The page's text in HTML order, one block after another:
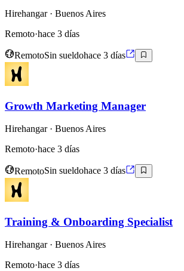
Hirehangar· Buenos Aires
Remoto·hace 3 días
RemotoSin sueldohace 3 días
Growth Marketing Manager
Hirehangar· Buenos Aires
Remoto·hace 3 días
RemotoSin sueldohace 3 días
Training & Onboarding Specialist
Hirehangar· Buenos Aires
Remoto·hace 3 días